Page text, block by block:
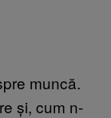
muncă.
și, cum n-